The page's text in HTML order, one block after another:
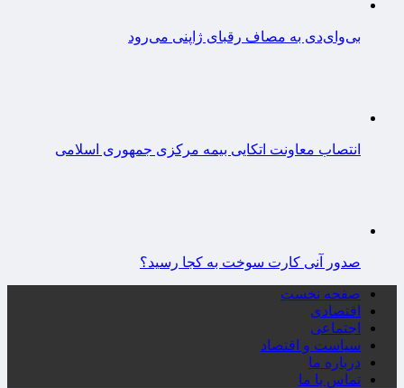
بی‌وای‌دی به مصاف رقبای ژاپنی می‌رود
انتصاب معاونت اتکایی بیمه مرکزی جمهوری اسلامی
صدور آنی کارت سوخت به کجا رسید؟
صفحه نخست
اقتصادی
اجتماعی
سیاست و اقتصاد
درباره ما
تماس با ما